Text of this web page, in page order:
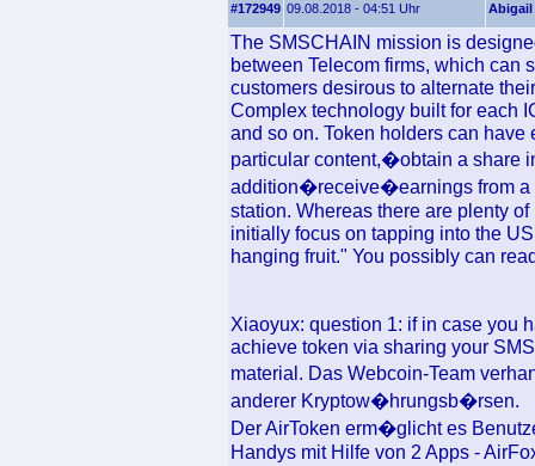
#172949 09.08.2018 - 04:51 Uhr Abigail
The SMSCHAIN mission is
between Telecom firms, which can
customers desirous to alternate
Complex technology built for each
and so on. Token holders can have
particular content,�obtain a share
addition�receive�earnings from a
station. Whereas there are plenty
initially focus on tapping into the
hanging fruit." You possibly can
Xiaoyux: question 1: if in case you
achieve token via sharing your
material. Das Webcoin-Team
anderer Kryptow�hrungsb�rsen.
Der AirToken erm�glicht es
Handys mit Hilfe von 2 Apps -